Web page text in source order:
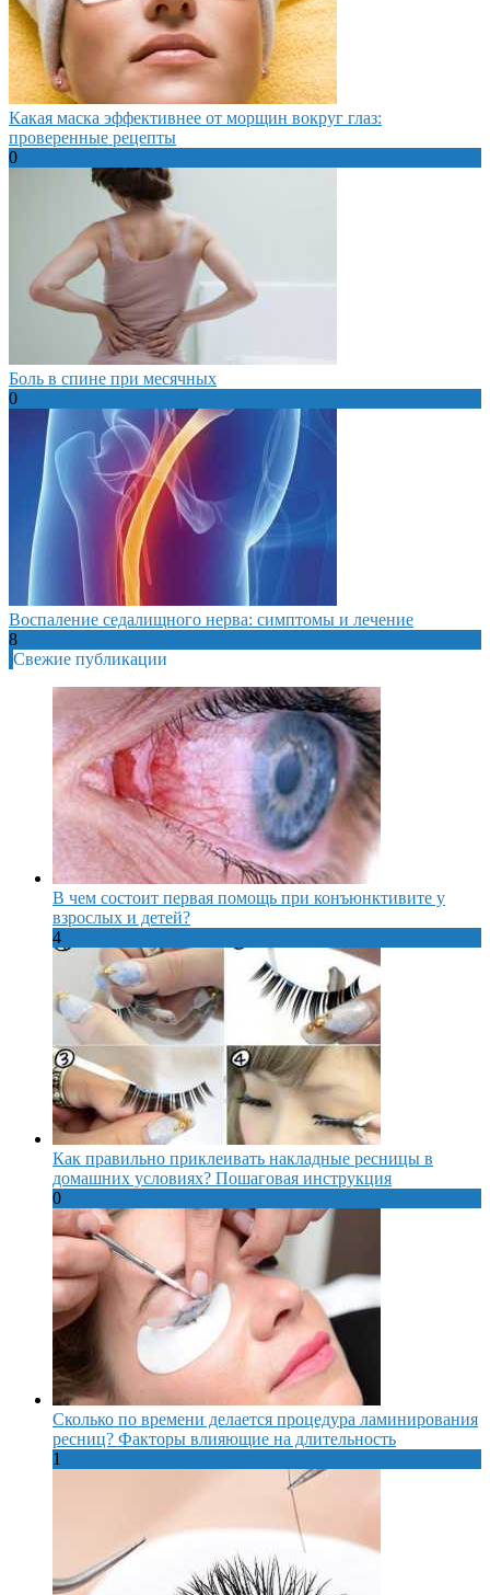
Какая маска эффективнее от морщин вокруг глаз:
проверенные рецепты
0
Боль в спине при месячных
0
Воспаление седалищного нерва: симптомы и лечение
8
Свежие публикации
В чем состоит первая помощь при конъюнктивите у
взрослых и детей?
4
Как правильно приклеивать накладные ресницы в
домашних условиях? Пошаговая инструкция
0
Сколько по времени делается процедура ламинирования
ресниц? Факторы влияющие на длительность
1